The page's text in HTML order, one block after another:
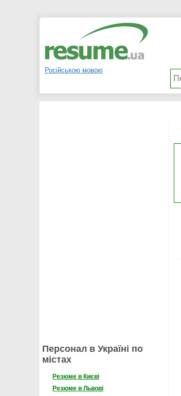
Російською мовою
Персонал в Україні по
містах
Резюме в Києві
Резюме в Львові